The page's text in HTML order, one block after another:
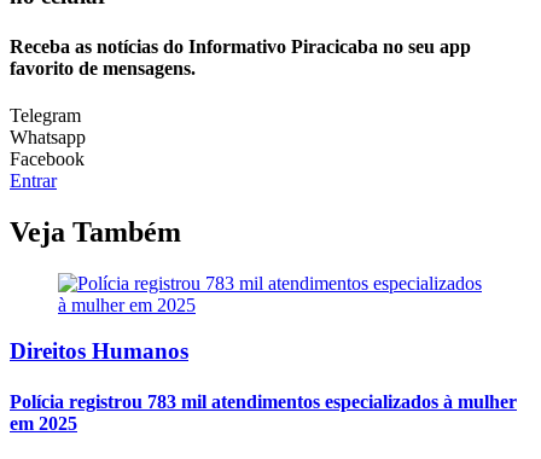
Receba as notícias do Informativo Piracicaba no seu app
favorito de mensagens.
Telegram
Whatsapp
Facebook
Entrar
Veja Também
Direitos Humanos
Polícia registrou 783 mil atendimentos especializados à mulher
em 2025